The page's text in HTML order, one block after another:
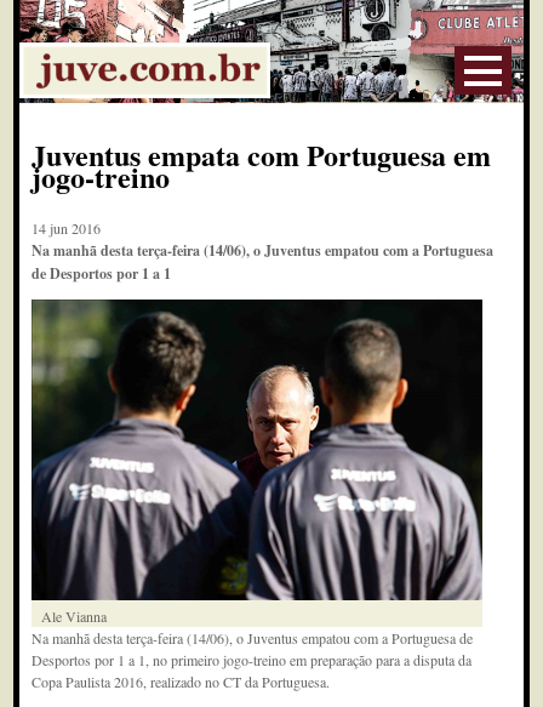
Juventus empata com Portuguesa em
jogo-treino
14 jun 2016
Na manhã desta terça-feira (14/06), o Juventus empatou com a Portuguesa
de Desportos por 1 a 1
Ale Vianna
Na manhã desta terça-feira (14/06), o Juventus empatou com a Portuguesa de
Desportos por 1 a 1, no primeiro jogo-treino em preparação para a disputa da
Copa Paulista 2016, realizado no CT da Portuguesa.